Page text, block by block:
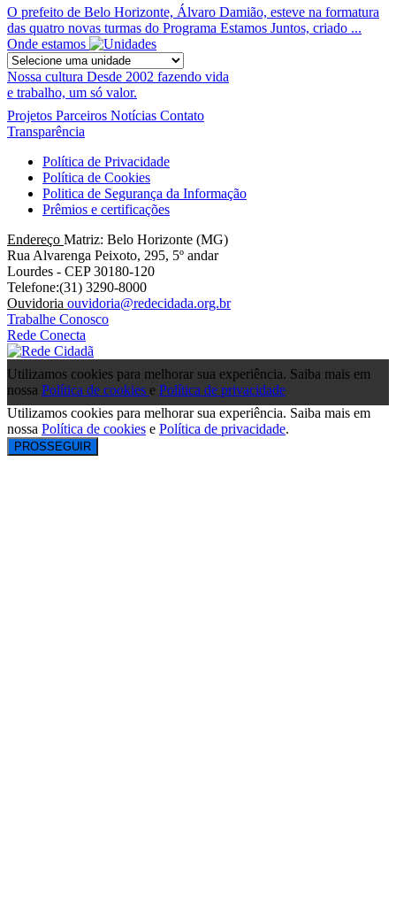
O prefeito de Belo Horizonte, Álvaro Damião, esteve na formatura
das quatro novas turmas do Programa Estamos Juntos, criado ...
Onde estamos
Nossa cultura Desde 2002 fazendo vida
e trabalho, um só valor.
Projetos Parceiros Notícias Contato
Transparência
Política de Privacidade
Política de Cookies
Politica de Segurança da Informação
Prêmios e certificações
Endereço Matriz: Belo Horizonte (MG)
Rua Alvarenga Peixoto, 295, 5º andar
Lourdes - CEP 30180-120
Telefone:(31) 3290-8000
Ouvidoria ouvidoria@redecidada.org.br
Trabalhe Conosco
Rede Conecta
Utilizamos cookies para melhorar sua experiência. Saiba mais em
nossa Política de cookies e Política de privacidade
Utilizamos cookies para melhorar sua experiência. Saiba mais em
nossa Política de cookies e Política de privacidade.
PROSSEGUIR